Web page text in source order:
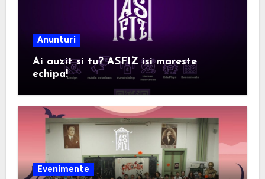
Anunturi
Ai auzit si tu? ASFIZ isi mareste
echipa!
Evenimente